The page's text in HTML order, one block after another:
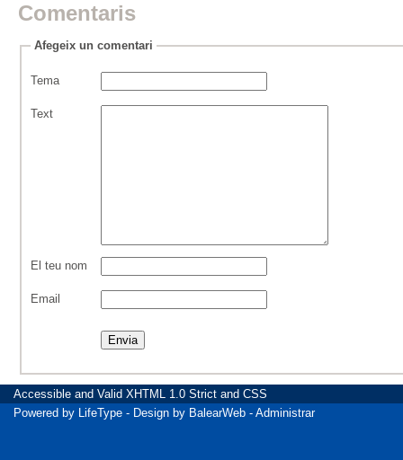
Comentaris
Afegeix un comentari
Tema
Text
El teu nom
Email
Accessible and Valid XHTML 1.0 Strict and CSS
Powered by LifeType - Design by BalearWeb - Administrar